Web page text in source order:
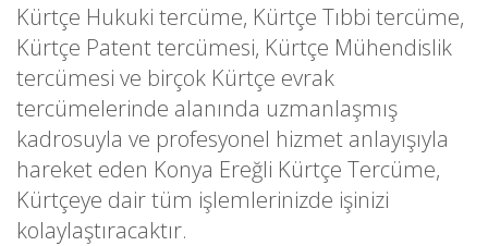
Kürtçe Hukuki tercüme, Kürtçe Tıbbi tercüme,
Kürtçe Patent tercümesi, Kürtçe Mühendislik
tercümesi ve birçok Kürtçe evrak
tercümelerinde alanında uzmanlaşmış
kadrosuyla ve profesyonel hizmet anlayışıyla
hareket eden Konya Ereğli Kürtçe Tercüme,
Kürtçeye dair tüm işlemlerinizde işinizi
kolaylaştıracaktır.